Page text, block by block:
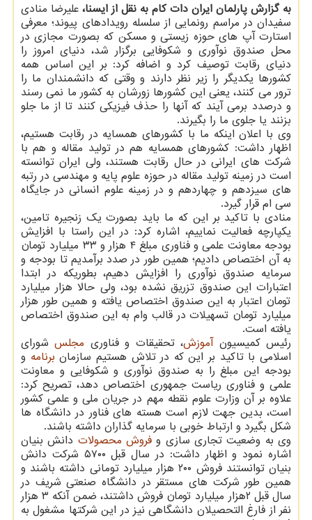
به گزارش پارلمان ایران دات کام به نقل از ایسنا، علیرضا منادی
سفیدان در مراسم رونمایی از سلسله رویدادهای پیوند؛ معرفی
استارت آپ های حوزه زیستی و مسکن که بصورت مجازی در
محل صندوق نوآوری و شکوفایی برگزار شد، دنیای امروز را
دنیای رقابت توصیف کرد و اضافه کرد: بر این اساس همه
کشورها یکدیگر را زیر نظر دارند و وقتی که دانشمندان ما را
ترور می کنند، یعنی این کشورها زورشان به کشور ما نمی رسند
و درصدد برمی آیند که آنها را حذف فیزیکی کنند تا از ما جلو
بزنند یا جلوی ما را بگیرند.
وی با اعلان اینکه ما با کشورهای همسایه در رقابت هستیم،
اظهار داشت: کشورهای همسایه هم در تولید مقاله و هم با
شرکت های ایرانی در حال رقابت هستند، ولی ایران توانسته
است در زمینه تولید مقاله در حوزه علوم پایه و مهندسی در رتبه
های سیزدهم و چهاردهم و در زمینه علوم انسانی در جایگاه
سی ام قرار گیرد.
منادی با تاکید بر این که ما باید بصورت یک زنجیره تامین،
یکپارچه فعالیت نماییم، اشاره کرد: در این راستا با افزایش
بودجه معاونت علمی و فناوری مبلغ ۴ هزار و ۳۳ میلیارد تومان
به آن اختصاص دادیم؛ همین طور در صدد برآمدیم تا بودجه و
سرمایه صندوق نوآوری را افزایش دهیم، بطوریکه در ابتدا
اعتبارات این صندوق تزریق نشده بود، ولی حالا هزار میلیارد
تومان اعتبار به این صندوق اختصاص یافته و همین طور هزار
میلیارد تومان تسهیلات در قالب وام به این صندوق اختصاص
یافته است.
رئیس کمیسیونآموزش، تحقیقات و فناوری مجلسشورای
اسلامی با تاکید بر این که در تلاش هستیم سازمان برنامه و
بودجه این مبلغ را به صندوق نوآوری و شکوفایی و معاونت
علمی و فناوری ریاست جمهوری اختصاص دهد، تصریح کرد:
علاوه بر آن وزارت علوم نقطه مهم در جریان ملی و علمی کشور
است، بدین جهت لازم است هسته های فناور در دانشگاه ها
شکل بگیرد و ارتباط خوبی با سرمایه گذاران داشته باشند.
وی به وضعیت تجاری سازی و فروش محصولات دانش بنیان
اشاره نمود و اظهار داشت: در سال قبل ۵۷۰۰ شرکت دانش
بنیان توانستند فروش ۲۰۰ هزار میلیارد تومانی داشته باشند و
همین طور شرکت های مستقر در دانشگاه صنعتی شریف در
سال قبل ۲هزار میلیارد تومان فروش داشتند، ضمن آنکه ۳ هزار
نفر از فارغ التحصیلان دانشگاهی نیز در این شرکتها مشغول به